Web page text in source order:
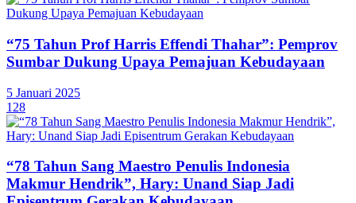
“75 Tahun Prof Harris Effendi Thahar”: Pemprov
Sumbar Dukung Upaya Pemajuan Kebudayaan
5 Januari 2025
128
“78 Tahun Sang Maestro Penulis Indonesia
Makmur Hendrik”, Hary: Unand Siap Jadi